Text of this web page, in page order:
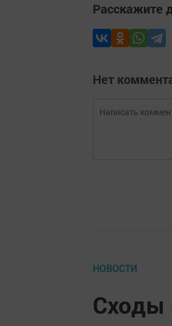
Расскажите
Нет
НОВОСТИ
Сходы